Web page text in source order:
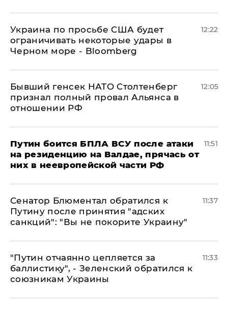
Украина по просьбе США будет
ограничивать некоторые удары в
Черном море - Bloomberg
12:22
Бывший генсек НАТО Столтенберг
признал полный провал Альянса в
отношении РФ
12:05
Путин боится БПЛА ВСУ после атаки
на резиденцию на Валдае, прячась от
них в неевропейской части РФ
11:51
Сенатор Блюментал обратился к
Путину после принятия "адских
санкций": "Вы не покорите Украину"
11:37
"Путин отчаянно цепляется за
баллистику", - Зеленский обратился к
союзникам Украины
11:33